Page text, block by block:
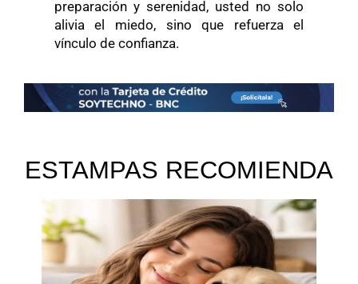
preparación y serenidad, usted no solo
alivia el miedo, sino que refuerza el
vínculo de confianza.
ESTAMPAS RECOMIENDA